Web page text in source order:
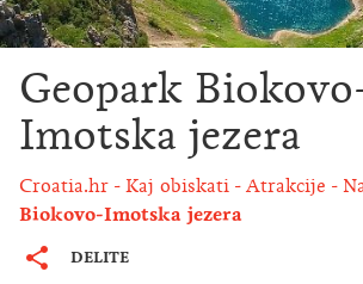
Geopark
Imotska jezera
Croatia.hr Kaj obiskati Atrakcije
Biokovo-Imotska jezera
DELITE